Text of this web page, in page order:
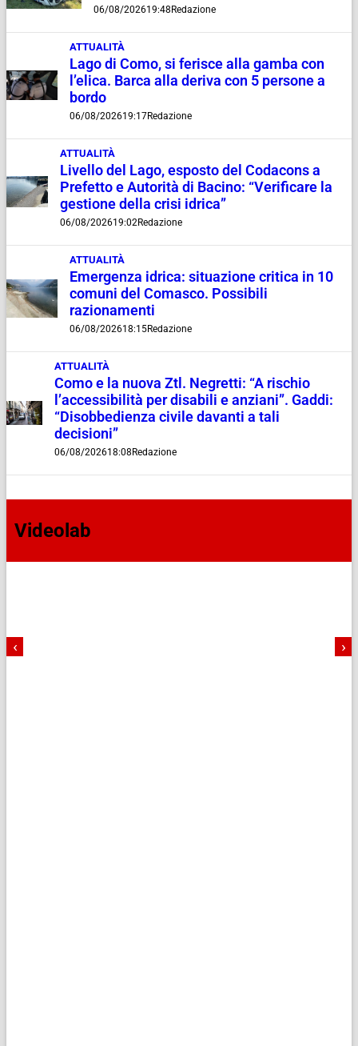
06/08/202619:48Redazione
ATTUALITÀ
Lago di Como, si ferisce alla gamba con
l’elica. Barca alla deriva con 5 persone a
bordo
06/08/202619:17Redazione
ATTUALITÀ
Livello del Lago, esposto del Codacons a
Prefetto e Autorità di Bacino: “Verificare la
gestione della crisi idrica”
06/08/202619:02Redazione
ATTUALITÀ
Emergenza idrica: situazione critica in 10
comuni del Comasco. Possibili
razionamenti
06/08/202618:15Redazione
ATTUALITÀ
Como e la nuova Ztl. Negretti: “A rischio
l’accessibilità per disabili e anziani”. Gaddi:
“Disobbedienza civile davanti a tali
decisioni”
06/08/202618:08Redazione
Videolab
‹ ›